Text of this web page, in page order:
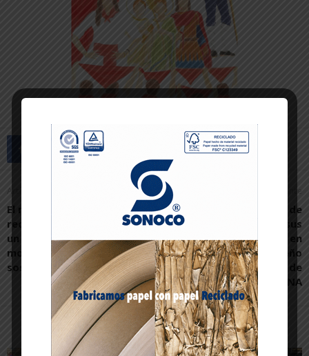
Artículo anterior
El nuevo PMUS de Tudela
recién presentado supone
un freno absoluto a la
movilidad urbana
sostenible
Artículo siguiente
Una veintena de
estudiantes culmina sus
estudios del Grado en
Ingeniería en Diseño
Mecánico en el campus de
Tudela de la UPNA
Artículos relacionados Más del autor